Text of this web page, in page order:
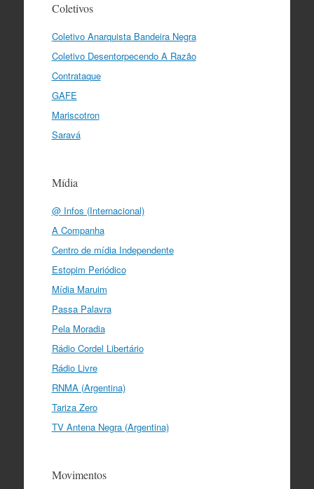
Coletivos
Coletivo Anarquista Bandeira Negra
Coletivo Desentorpecendo A Razão
Contrataque
GAFE
Mariscotron
Saravá
Mídia
@ Infos (Internacional)
A Companha
Centro de mídia Independente
Estopim Periódico
Mídia Maruim
Passa Palavra
Pela Moradia
Rádio Cordel Libertário
Rádio Livre
RNMA (Argentina)
Tariza Zero
TV Antena Negra (Argentina)
Movimentos